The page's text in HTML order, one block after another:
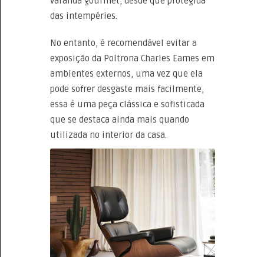
das intempéries.
No entanto, é recomendável evitar a
exposição da Poltrona Charles Eames em
ambientes externos, uma vez que ela
pode sofrer desgaste mais facilmente,
essa é uma peça clássica e sofisticada
que se destaca ainda mais quando
utilizada no interior da casa.